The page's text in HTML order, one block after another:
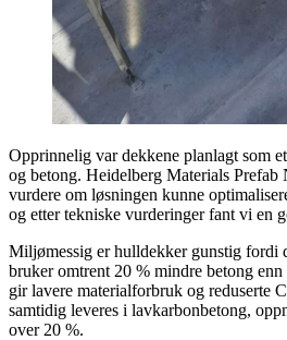
Opprinnelig var dekkene planlagt som
og betong. Heidelberg Materials Prefab
vurdere om løsningen kunne
og etter tekniske vurderinger fant vi en
Miljømessig er hulldekker gunstig fordi
bruker omtrent 20 % mindre betong enn
gir lavere materialforbruk og reduserte
samtidig leveres i lavkarbonbetong,
over 20 %.